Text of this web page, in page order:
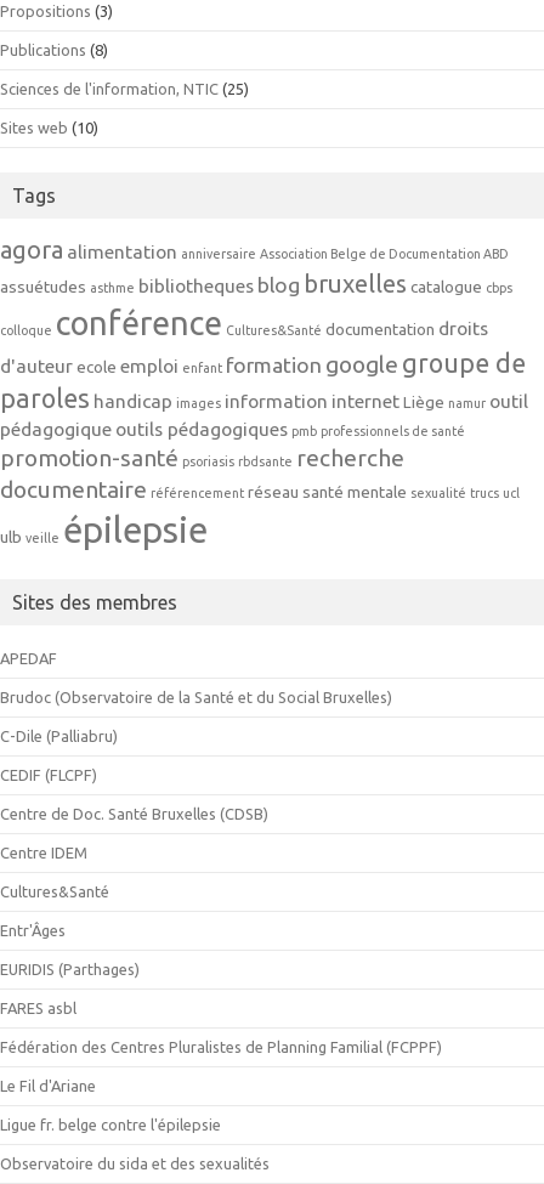
Propositions (3)
Publications (8)
Sciences de l'information, NTIC (25)
Sites web (10)
Tags
agora alimentation anniversaire Association Belge de Documentation ABD
assuétudes asthme bibliotheques blog bruxelles catalogue cbps
colloque conférence Cultures&Santé documentation droits
d'auteur ecole emploi enfant formation google groupe de
paroles handicap images information internet Liège namur outil
pédagogique outils pédagogiques pmb professionnels de santé
promotion-santé psoriasis rbdsante recherche
documentaire référencement réseau santé mentale sexualité trucs ucl
ulb veille épilepsie
Sites des membres
APEDAF
Brudoc (Observatoire de la Santé et du Social Bruxelles)
C-Dile (Palliabru)
CEDIF (FLCPF)
Centre de Doc. Santé Bruxelles (CDSB)
Centre IDEM
Cultures&Santé
Entr'Âges
EURIDIS (Parthages)
FARES asbl
Fédération des Centres Pluralistes de Planning Familial (FCPPF)
Le Fil d'Ariane
Ligue fr. belge contre l'épilepsie
Observatoire du sida et des sexualités